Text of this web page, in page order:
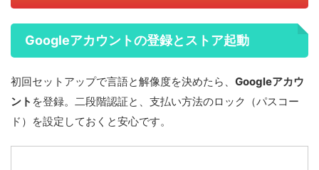
Googleアカウントの登録とストア起動
初回セットアップで言語と解像度を決めたら、 Googleアカウ
ント を登録。二段階認証と、支払い方法のロック（パスコー
ド）を設定しておくと安心です。